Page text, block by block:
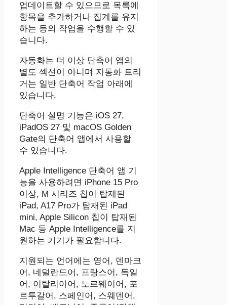
업데이트할 수 있으므로 목록에
항목을 추가하거나 집계를 유지
하는 등의 작업을 수행할 수 있
습니다.
자동화는 더 이상 단축어 앱의
별도 섹션이 아니며 자동화 트리
거는 일반 단축어 작업 아래에
있습니다.
단축어 설명 기능은 iOS 27,
iPadOS 27 및 macOS Golden
Gate의 단축어 앱에서 사용할
수 있습니다.
‌Apple Intelligence‌ 단축어 앱 기
능을 사용하려면 iPhone 15 Pro
이상, M 시리즈 칩이 탑재된
iPad, A17 Pro가 탑재된 iPad
mini, Apple Silicon 칩이 탑재된
Mac 등 Apple Intelligence를 지
원하는 기기가 필요합니다.
지원되는 언어에는 영어, 덴마크
어, 네덜란드어, 프랑스어, 독일
어, 이탈리아어, 노르웨이어, 포
르투갈어, 스페인어, 스웨덴어,